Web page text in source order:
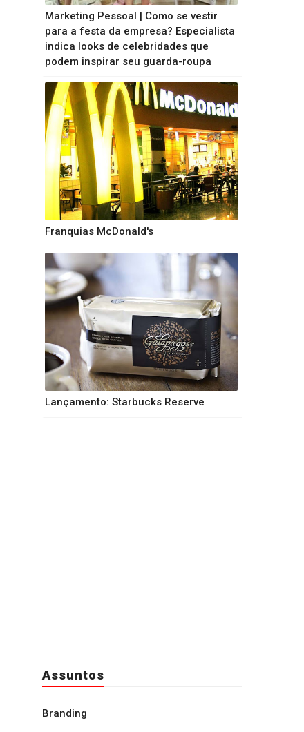
Marketing Pessoal | Como se vestir
para a festa da empresa? Especialista
indica looks de celebridades que
podem inspirar seu guarda-roupa
Franquias McDonald's
Lançamento: Starbucks Reserve
Assuntos
Branding